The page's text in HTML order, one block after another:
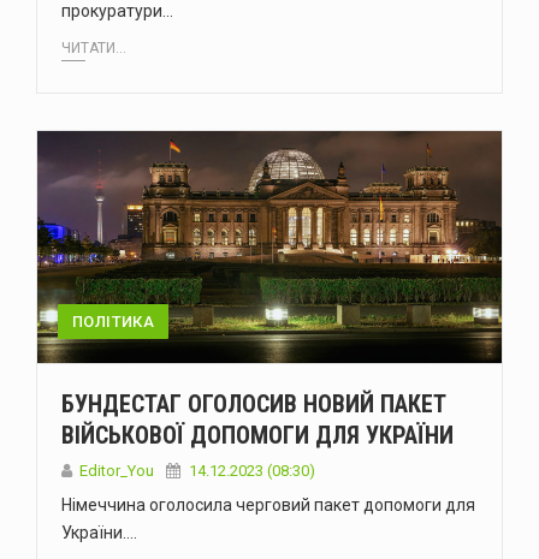
прокуратури…
ЧИТАТИ...
ПОЛІТИКА
БУНДЕСТАГ ОГОЛОСИВ НОВИЙ ПАКЕТ
ВІЙСЬКОВОЇ ДОПОМОГИ ДЛЯ УКРАЇНИ
Editor_You 14.12.2023 (08:30)
Німеччина оголосила черговий пакет допомоги для
України.…